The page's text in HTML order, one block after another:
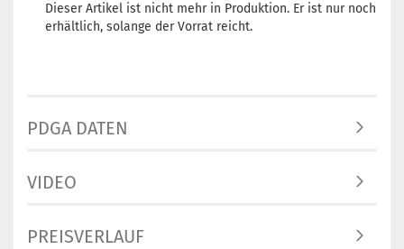
Dieser Artikel ist nicht mehr in Produktion. Er ist nur noch
erhältlich, solange der Vorrat reicht.
PDGA DATEN
VIDEO
PREISVERLAUF